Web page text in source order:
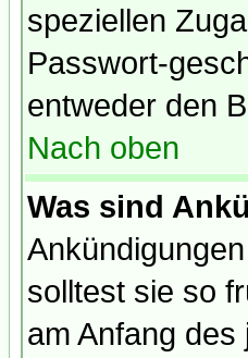
speziellen
Passwort-
entweder den
Nach oben
Was sind
solltest sie so
am Anfang